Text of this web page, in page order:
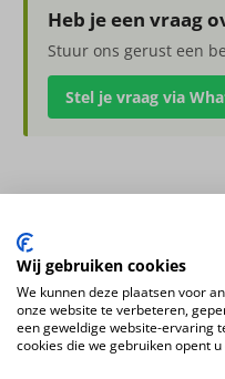
(Zantedeschia),
aantal
Heb je een vraag
Stuur ons gerust een
Stel je vraag via
13 x 15cm
Kleur
wit – creme
Bloemsoort
Wij gebruiken cookies
We kunnen deze plaatsen voor
onze website te verbeteren,
een geweldige website-ervaring
cookies die we gebruiken opent